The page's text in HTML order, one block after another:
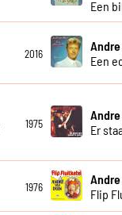
Een
2016
Andre
Een
1975
Andre
Er
1976
Andre
Flip